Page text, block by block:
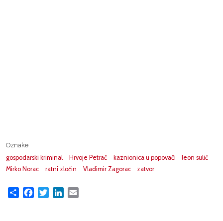
Oznake
gospodarski kriminal
Hrvoje Petrač kaznionica u popovači
leon sulić
Mirko Norac
ratni zločin Vladimir Zagorac zatvor
Share FacebookTwitterLinkedIn